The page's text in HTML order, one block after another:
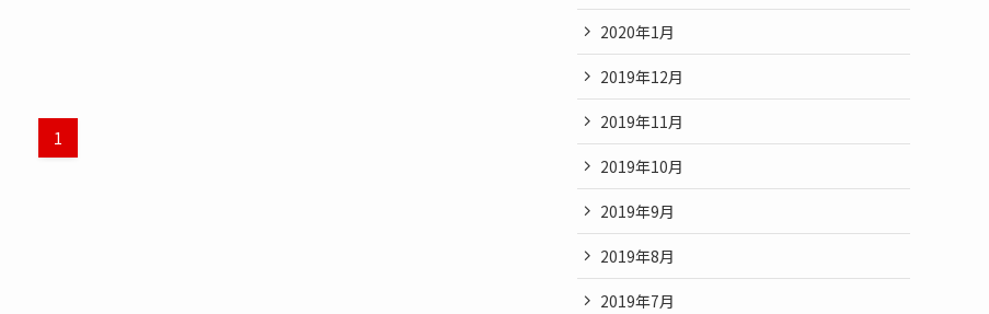
1
2020年1月
2019年12月
2019年11月
2019年10月
2019年9月
2019年8月
2019年7月